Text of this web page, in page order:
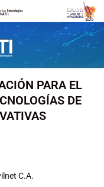
PARA EL
DE
C.A.